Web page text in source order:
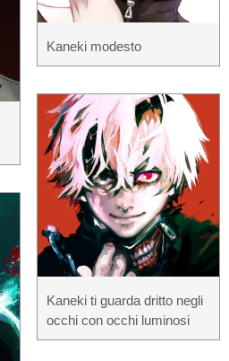
Kaneki modesto
Kaneki ti guarda dritto negli
occhi con occhi luminosi